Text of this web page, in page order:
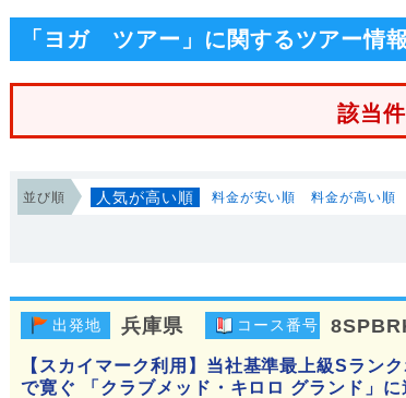
「ヨガ ツアー」に関するツアー情報
該当
並び順 人気が高い順 料金が安い順 料金が高い順
出発地 兵庫県 コース番号
【スカイマーク利用】当社基準最上級Sラン
で寛ぐ 「クラブメッド・キロロ グランド」に